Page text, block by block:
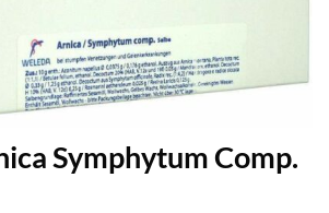
Symphytum Comp.